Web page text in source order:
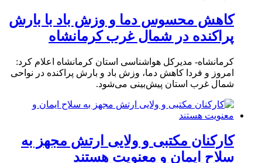
کاهش محسوس دما و وزش باد با بارش
پراکنده در شمال غرب کرمانشاه
کرمانشاه- مدیرکل هواشناسی استان کرمانشاه اعلام کرد:
امروز و فردا کاهش دما، وزش باد و بارش پراکنده در نواحی
شمال غرب استان پیش‌بینی می‌شود.
کارکنان مکتبی و ولایی ارتش مجهز به
سلاح ایمان و معنویت هستند